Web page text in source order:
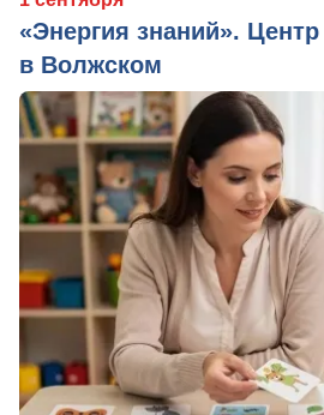
«Энергия знаний».
в Волжском